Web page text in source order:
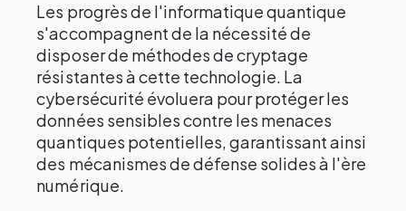
Les progrès de l'informatique quantique
s'accompagnent de la nécessité de
disposer de méthodes de cryptage
résistantes à cette technologie. La
cybersécurité évoluera pour protéger les
données sensibles contre les menaces
quantiques potentielles, garantissant ainsi
des mécanismes de défense solides à l'ère
numérique.